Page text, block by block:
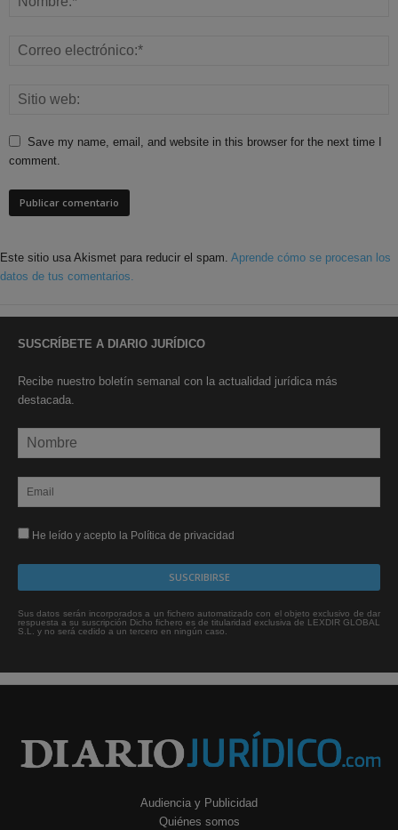
Save my name, email, and website in this browser for the next time I
comment.
Este sitio usa Akismet para reducir el spam. Aprende cómo se procesan los
datos de tus comentarios.
SUSCRÍBETE A DIARIO JURÍDICO
Recibe nuestro boletín semanal con la actualidad jurídica más
destacada.
He leído y acepto la Política de privacidad
Sus datos serán incorporados a un fichero automatizado con el objeto exclusivo de dar
respuesta a su suscripción Dicho fichero es de titularidad exclusiva de LEXDIR GLOBAL
S.L. y no será cedido a un tercero en ningún caso.
Audiencia y Publicidad
Quiénes somos